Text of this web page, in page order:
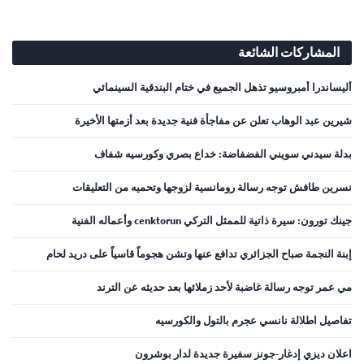
المشاركات الشائعة
أليساندرا أمبروسيو تذهل الجميع في ختام البندقية السينمائي
شيرين عبد الوهاب تعلن عن مفاجأة فنية جديدة بعد أزمتها الأخيرة
بدلة سيدني سويني الفضفاضة: خداع بصري وكورسيه شفاف
نسرين طافش توجه رسالة رومانسية لزوجها وتحميه من التعليقات
جينك تورون: سيرة ذاتية للممثل التركي cenktorun وأعماله الفنية
إبنة النجمة صباح الجزائري تدافع عنها وتشن هجوماً قاسياً على دريد لحام
مي عمر توجه رسالة غاضبة لأحد زملائها بعد حديثه عن الترند
تفاصيل اطلالة نانسي عجرم بالتول والكورسيه
اعلان ديزي إدغار-جونز سفيرة جديدة لدار بوشرون